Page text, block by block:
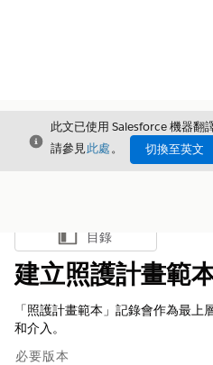
結束
此文已使用 Salesforce 機器翻
請參見此處。 切換至英文
顯示目錄
目錄
建立照護計畫範
「照護計畫範本」記錄會作為最
和介入。
必要版本